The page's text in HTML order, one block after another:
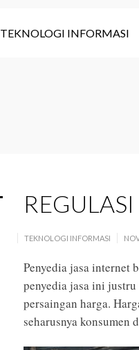
TEKNOLOGI INFORMASI
TEKNOLOGI INFORMASI
Penyedia jasa internet
penyedia jasa ini
persaingan harga.
seharusnya konsumen